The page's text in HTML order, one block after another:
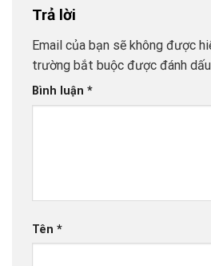
Trả lời
Email của bạn sẽ không được
trường bắt buộc được đánh dấu
Bình luận *
Tên *